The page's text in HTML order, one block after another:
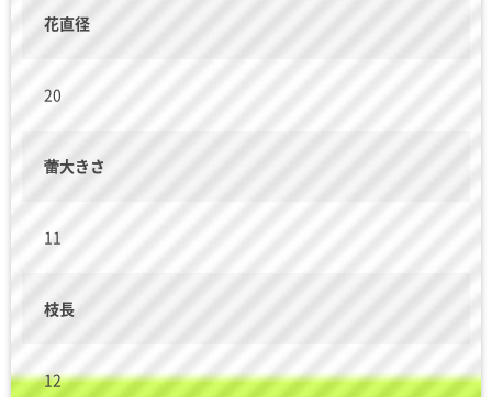
花直径
20
蕾大きさ
11
枝長
12